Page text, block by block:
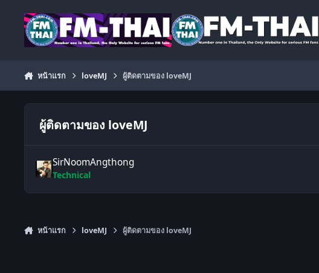
หน้าแรก loveMJ ผู้ติดตามของ loveMJ
ผู้ติดตามของ loveMJ
SirNoomAngthong
Technical
หน้าแรก loveMJ ผู้ติดตามของ loveMJ